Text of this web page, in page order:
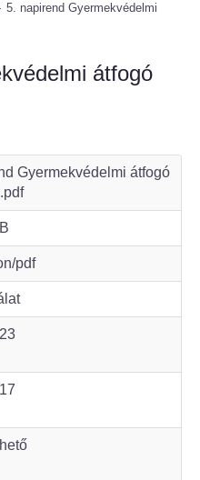
5. napirend Gyermekvédelmi
átfogó
Gyermekvédelmi átfogó
pdf